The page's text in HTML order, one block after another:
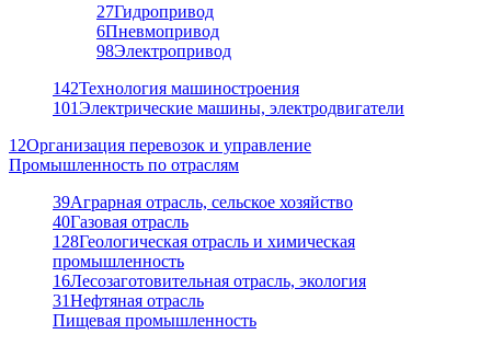
27Гидропривод
6Пневмопривод
98Электропривод
142Технология машиностроения
101Электрические машины, электродвигатели
12Организация перевозок и управление
Промышленность по отраслям
39Аграрная отрасль, сельское хозяйство
40Газовая отрасль
128Геологическая отрасль и химическая
промышленность
16Лесозаготовительная отрасль, экология
31Нефтяная отрасль
Пищевая промышленность